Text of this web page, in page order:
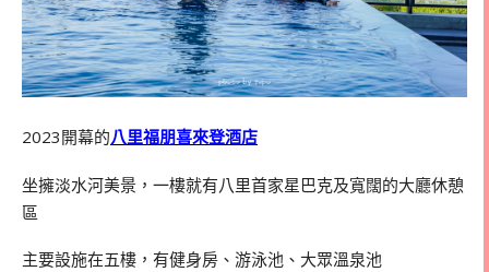
2023開幕的八里福朋喜來登酒店
坐擁淡水河美景，一樓就有八里首家星巴克及寬闊的大廳休憩
區
主要設施在五樓，有健身房、游泳池、大眾溫泉池